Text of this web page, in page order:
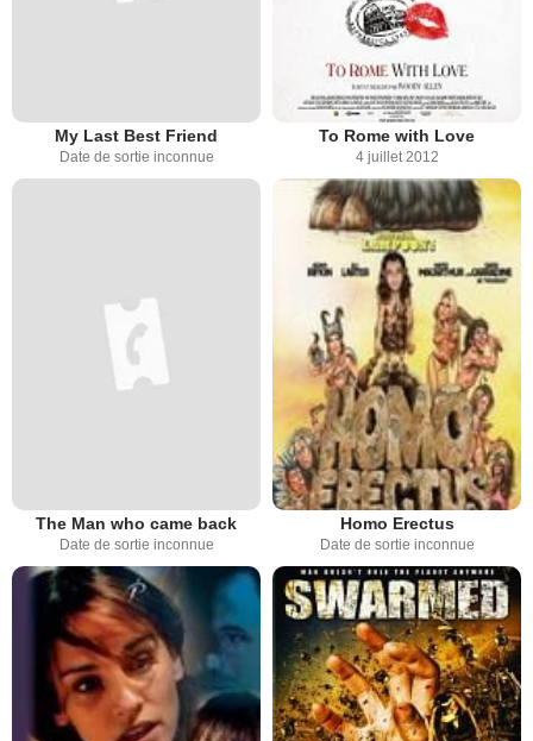
My Last Best Friend
Date de sortie inconnue
To Rome with Love
4 juillet 2012
The Man who came back
Date de sortie inconnue
Homo Erectus
Date de sortie inconnue